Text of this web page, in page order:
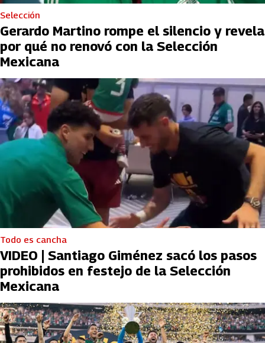
Selección
Gerardo Martino rompe el silencio y revela
por qué no renovó con la Selección
Mexicana
Todo es cancha
VIDEO | Santiago Giménez sacó los pasos
prohibidos en festejo de la Selección
Mexicana